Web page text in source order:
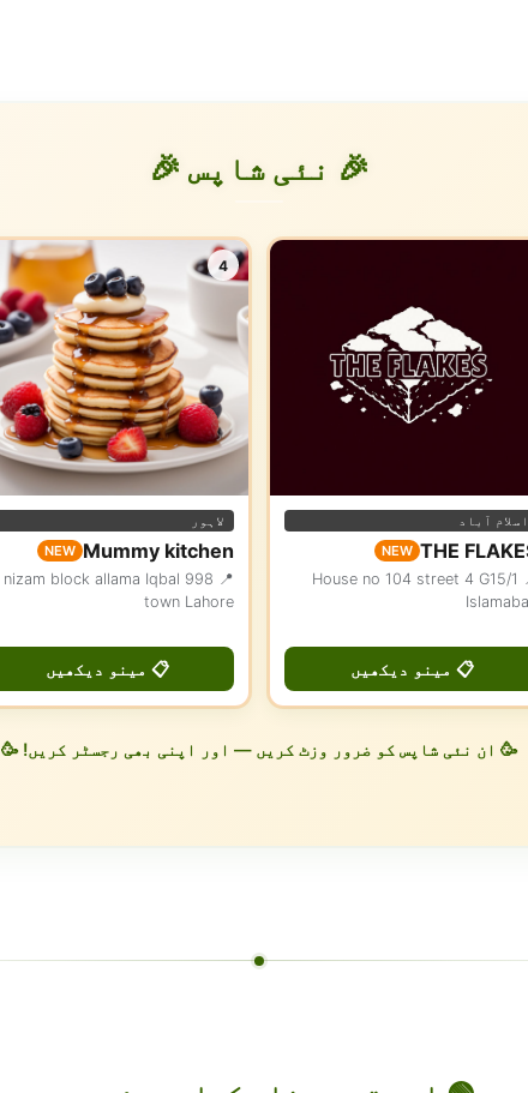
🎉 نئی شاپس 🎉
اسلام آباد
THE
NEW
📍 House no 104 street 4 G15/1
📋 مینو دیکھیں
4
لاہور
Mummy kitchen
NEW
📍 998 nizam block allama Iqbal
town Lahore
📋 مینو دیکھیں
🥳 ان نئی شاپس کو ضرور وزٹ کریں — اور اپنی بھی رجسٹر کریں! 🥳